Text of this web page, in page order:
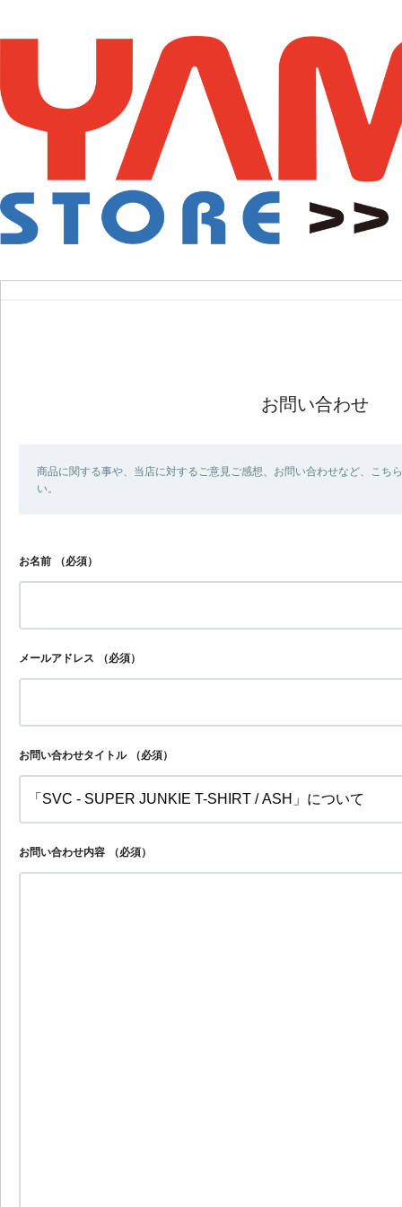
お問い合わせ
商品に関する事や、当店に対するご意見ご感想、お問い合わせなど、こち
い。
お名前 （必須）
メールアドレス （必須）
お問い合わせタイトル （必須）
お問い合わせ内容 （必須）